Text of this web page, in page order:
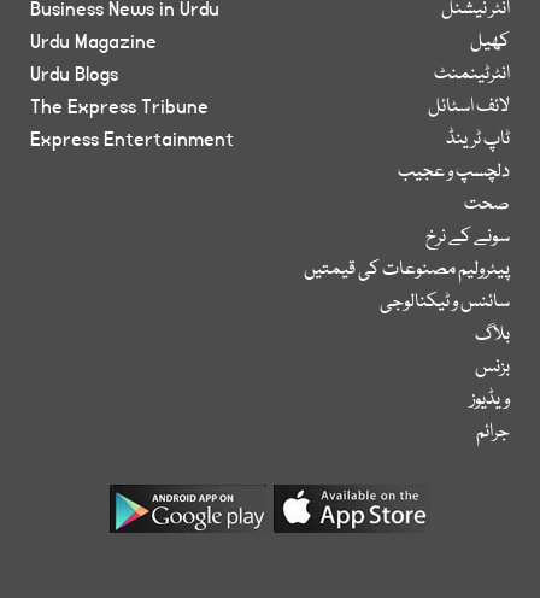
انٹر نیشنل
کھیل
انٹرٹینمنٹ
لائف اسٹائل
ٹاپ ٹرینڈ
دلچسپ و عجیب
صحت
سونے کے نرخ
پیٹرولیم مصنوعات کی قیمتیں
سائنس و ٹیکنالوجی
بلاگ
بزنس
ویڈیوز
جرائم
Business News in Urdu
Urdu Magazine
Urdu Blogs
The Express Tribune
Express Entertainment